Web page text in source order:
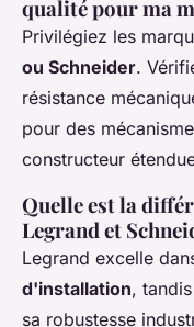
qualité pour ma
Privilégiez les
ou Schneider.
résistance
pour des
constructeur
Quelle est la
Legrand et
Legrand excelle
d'installation,
sa robustesse